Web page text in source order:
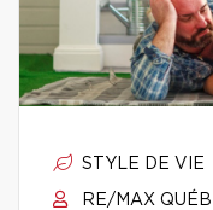
STYLE DE VIE
RE/MAX